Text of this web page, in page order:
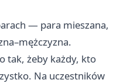
— para mieszana,
tak, żeby każdy, kto
Na uczestników